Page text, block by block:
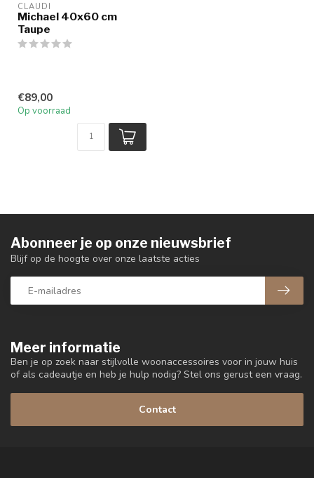
CLAUDI
Michael 40x60 cm
Taupe
€89,00
Op voorraad
Meer informatie
Ben je op zoek naar stijlvolle woonaccessoires voor in jouw huis
of als cadeautje en heb je hulp nodig? Stel ons gerust een vraag.
Contact
Abonneer je op onze nieuwsbrief
Blijf op de hoogte over onze laatste acties